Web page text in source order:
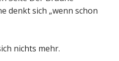
denkt sich „wenn schon
nichts mehr.